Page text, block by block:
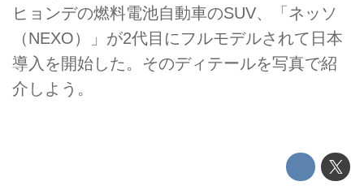
ヒョンデの燃料電池自動車のSUV、「ネッソ
（NEXO）」が2代目にフルモデルされて日本
導入を開始した。そのディテールを写真で紹
介しよう。